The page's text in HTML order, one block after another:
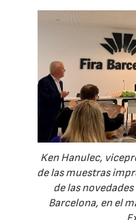
Ken Hanulec,
de las muestras
de las
Barcelona, en el